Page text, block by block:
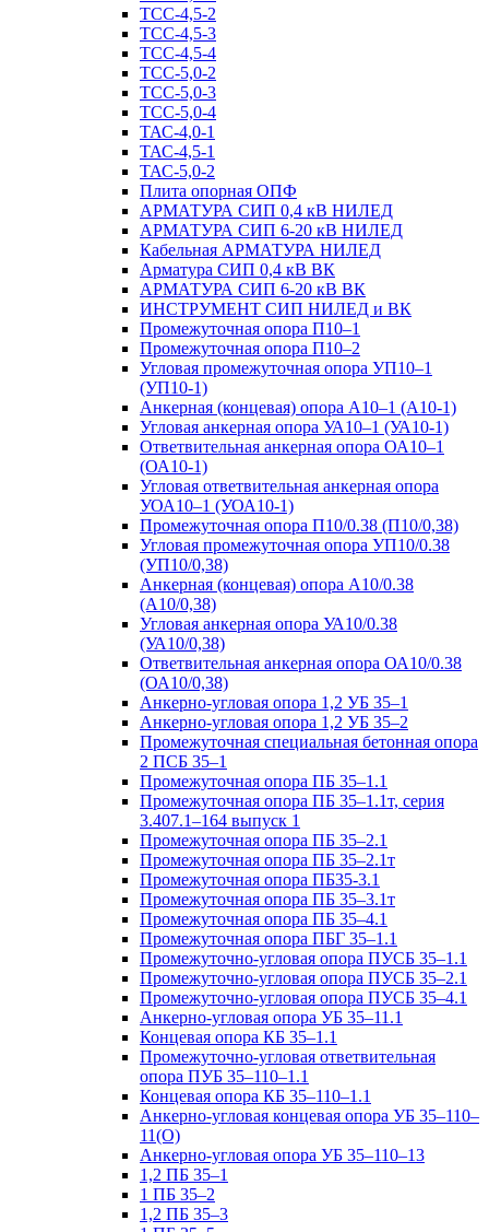
ТСС-4,5-2
ТСС-4,5-3
ТСС-4,5-4
ТСС-5,0-2
ТСС-5,0-3
ТСС-5,0-4
ТАС-4,0-1
ТАС-4,5-1
ТАС-5,0-2
Плита опорная ОПФ
АРМАТУРА СИП 0,4 кВ НИЛЕД
АРМАТУРА СИП 6-20 кВ НИЛЕД
Кабельная АРМАТУРА НИЛЕД
Арматура СИП 0,4 кВ ВК
АРМАТУРА СИП 6-20 кВ ВК
ИНСТРУМЕНТ СИП НИЛЕД и ВК
Промежуточная опора П10–1
Промежуточная опора П10–2
Угловая промежуточная опора УП10–1
(УП10-1)
Анкерная (концевая) опора А10–1 (А10-1)
Угловая анкерная опора УА10–1 (УА10-1)
Ответвительная анкерная опора ОА10–1
(ОА10-1)
Угловая ответвительная анкерная опора
УОА10–1 (УОА10-1)
Промежуточная опора П10/0.38 (П10/0,38)
Угловая промежуточная опора УП10/0.38
(УП10/0,38)
Анкерная (концевая) опора А10/0.38
(А10/0,38)
Угловая анкерная опора УА10/0.38
(УА10/0,38)
Ответвительная анкерная опора ОА10/0.38
(ОА10/0,38)
Анкерно-угловая опора 1,2 УБ 35–1
Анкерно-угловая опора 1,2 УБ 35–2
Промежуточная специальная бетонная опора
2 ПСБ 35–1
Промежуточная опора ПБ 35–1.1
Промежуточная опора ПБ 35–1.1т, серия
3.407.1–164 выпуск 1
Промежуточная опора ПБ 35–2.1
Промежуточная опора ПБ 35–2.1т
Промежуточная опора ПБ35-3.1
Промежуточная опора ПБ 35–3.1т
Промежуточная опора ПБ 35–4.1
Промежуточная опора ПБГ 35–1.1
Промежуточно-угловая опора ПУСБ 35–1.1
Промежуточно-угловая опора ПУСБ 35–2.1
Промежуточно-угловая опора ПУСБ 35–4.1
Анкерно-угловая опора УБ 35–11.1
Концевая опора КБ 35–1.1
Промежуточно-угловая ответвительная
опора ПУБ 35–110–1.1
Концевая опора КБ 35–110–1.1
Анкерно-угловая концевая опора УБ 35–110–
11(О)
Анкерно-угловая опора УБ 35–110–13
1,2 ПБ 35–1
1 ПБ 35–2
1,2 ПБ 35–3